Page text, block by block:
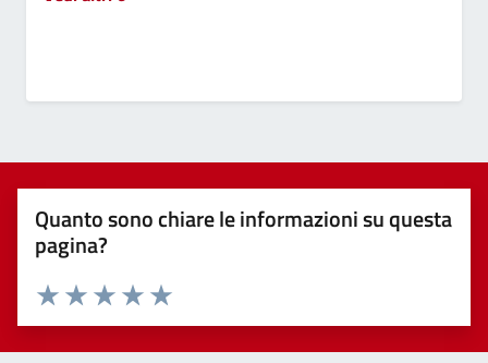
Quanto sono chiare le informazioni su questa
pagina?
Valuta 5 stelle su 5
Valuta 4 stelle su 5
Valuta 3 stelle su 5
Valuta 2 stelle su 5
Valuta 1 stelle su 5